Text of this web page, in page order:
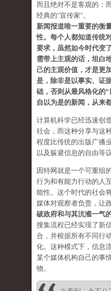
而且绝对不是客观的：
经典的“宣传家”。
新闻报道唯一重要的衡
性。每个人都知道传统
要求，虽然如今时代变
需带上主观的话，坦白
己的主观价值，才是更
是，除非是以事实、证
础，否则从最风格化的
自以为是的新闻，从来
计算机科学已经迅速创
社会，而这种分享与这
程度比传统的出版广播
以及躲避信息的自由等
因特网就是一个可重组
行为和有能力行动的人
能性。这个时代的社会
媒体对观察者负责，让
破政府和与其沆瀣一气
搜集流程已经实现了新
合，并根据所有不同行
化。这种模式下，信息
某个媒体机构自己的事
物。